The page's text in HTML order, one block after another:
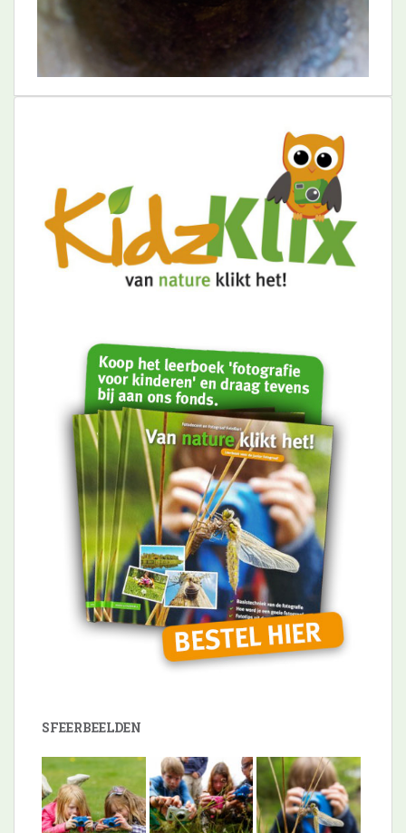
SFEERBEELDEN